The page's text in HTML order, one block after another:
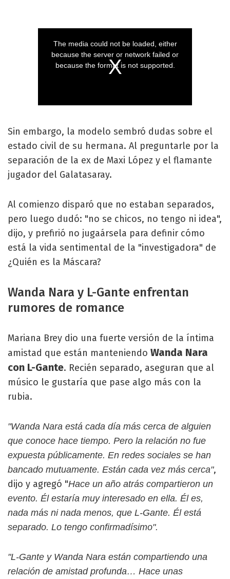
Sin embargo, la modelo sembró dudas sobre el
estado civil de su hermana. Al preguntarle por la
separación de la ex de Maxi López y el flamante
jugador del Galatasaray.
Al comienzo disparó que no estaban separados,
pero luego dudó: "no se chicos, no tengo ni idea",
dijo, y prefirió no jugaársela para definir cómo
está la vida sentimental de la "investigadora" de
¿Quién es la Máscara?
Wanda Nara y L-Gante enfrentan
rumores de romance
Mariana Brey dio una fuerte versión de la íntima
amistad que están manteniendo Wanda Nara
con L-Gante. Recién separado, aseguran que al
músico le gustaría que pase algo más con la
rubia.
"Wanda Nara está cada día más cerca de alguien
que conoce hace tiempo. Pero la relación no fue
expuesta públicamente. En redes sociales se han
bancado mutuamente. Están cada vez más cerca",
dijo y agregó "Hace un año atrás compartieron un
evento. Él estaría muy interesado en ella. Él es,
nada más ni nada menos, que L-Gante. Él está
separado. Lo tengo confirmadísimo".
"L-Gante y Wanda Nara están compartiendo una
relación de amistad profunda… Hace unas